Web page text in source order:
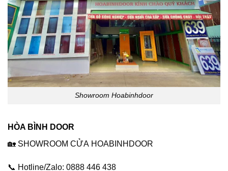
Showroom Hoabinhdoor
HÒA BÌNH DOOR
🏡 SHOWROOM CỬA HOABINHDOOR
📞 Hotline/Zalo: 0888 446 438